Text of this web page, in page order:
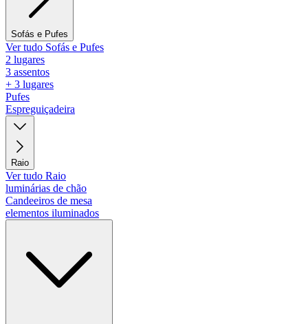
Sofás e Pufes
Ver tudo Sofás e Pufes
2 lugares
3 assentos
+ 3 lugares
Pufes
Espreguiçadeira
Raio
Ver tudo Raio
luminárias de chão
Candeeiros de mesa
elementos iluminados